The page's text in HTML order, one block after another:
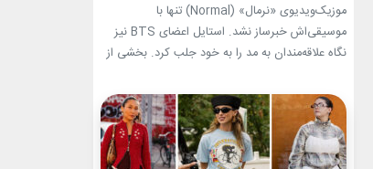
موزیک‌ویدیوی «نرمال» (Normal) تنها با
موسیقی‌اش خبرساز نشد. استایل اعضای BTS نیز
نگاه علاقه‌مندان به مد را به خود جلب کرد. بخشی از
به طراح آمریکاییِ ایرانی‌تبار، مایک امیری، انتخاب
شده بود. جسارت در استایل‌های امیری BTS همان
ویژگی مشترکی است که در تمام این اوت‌فیت‌ها
دیده...